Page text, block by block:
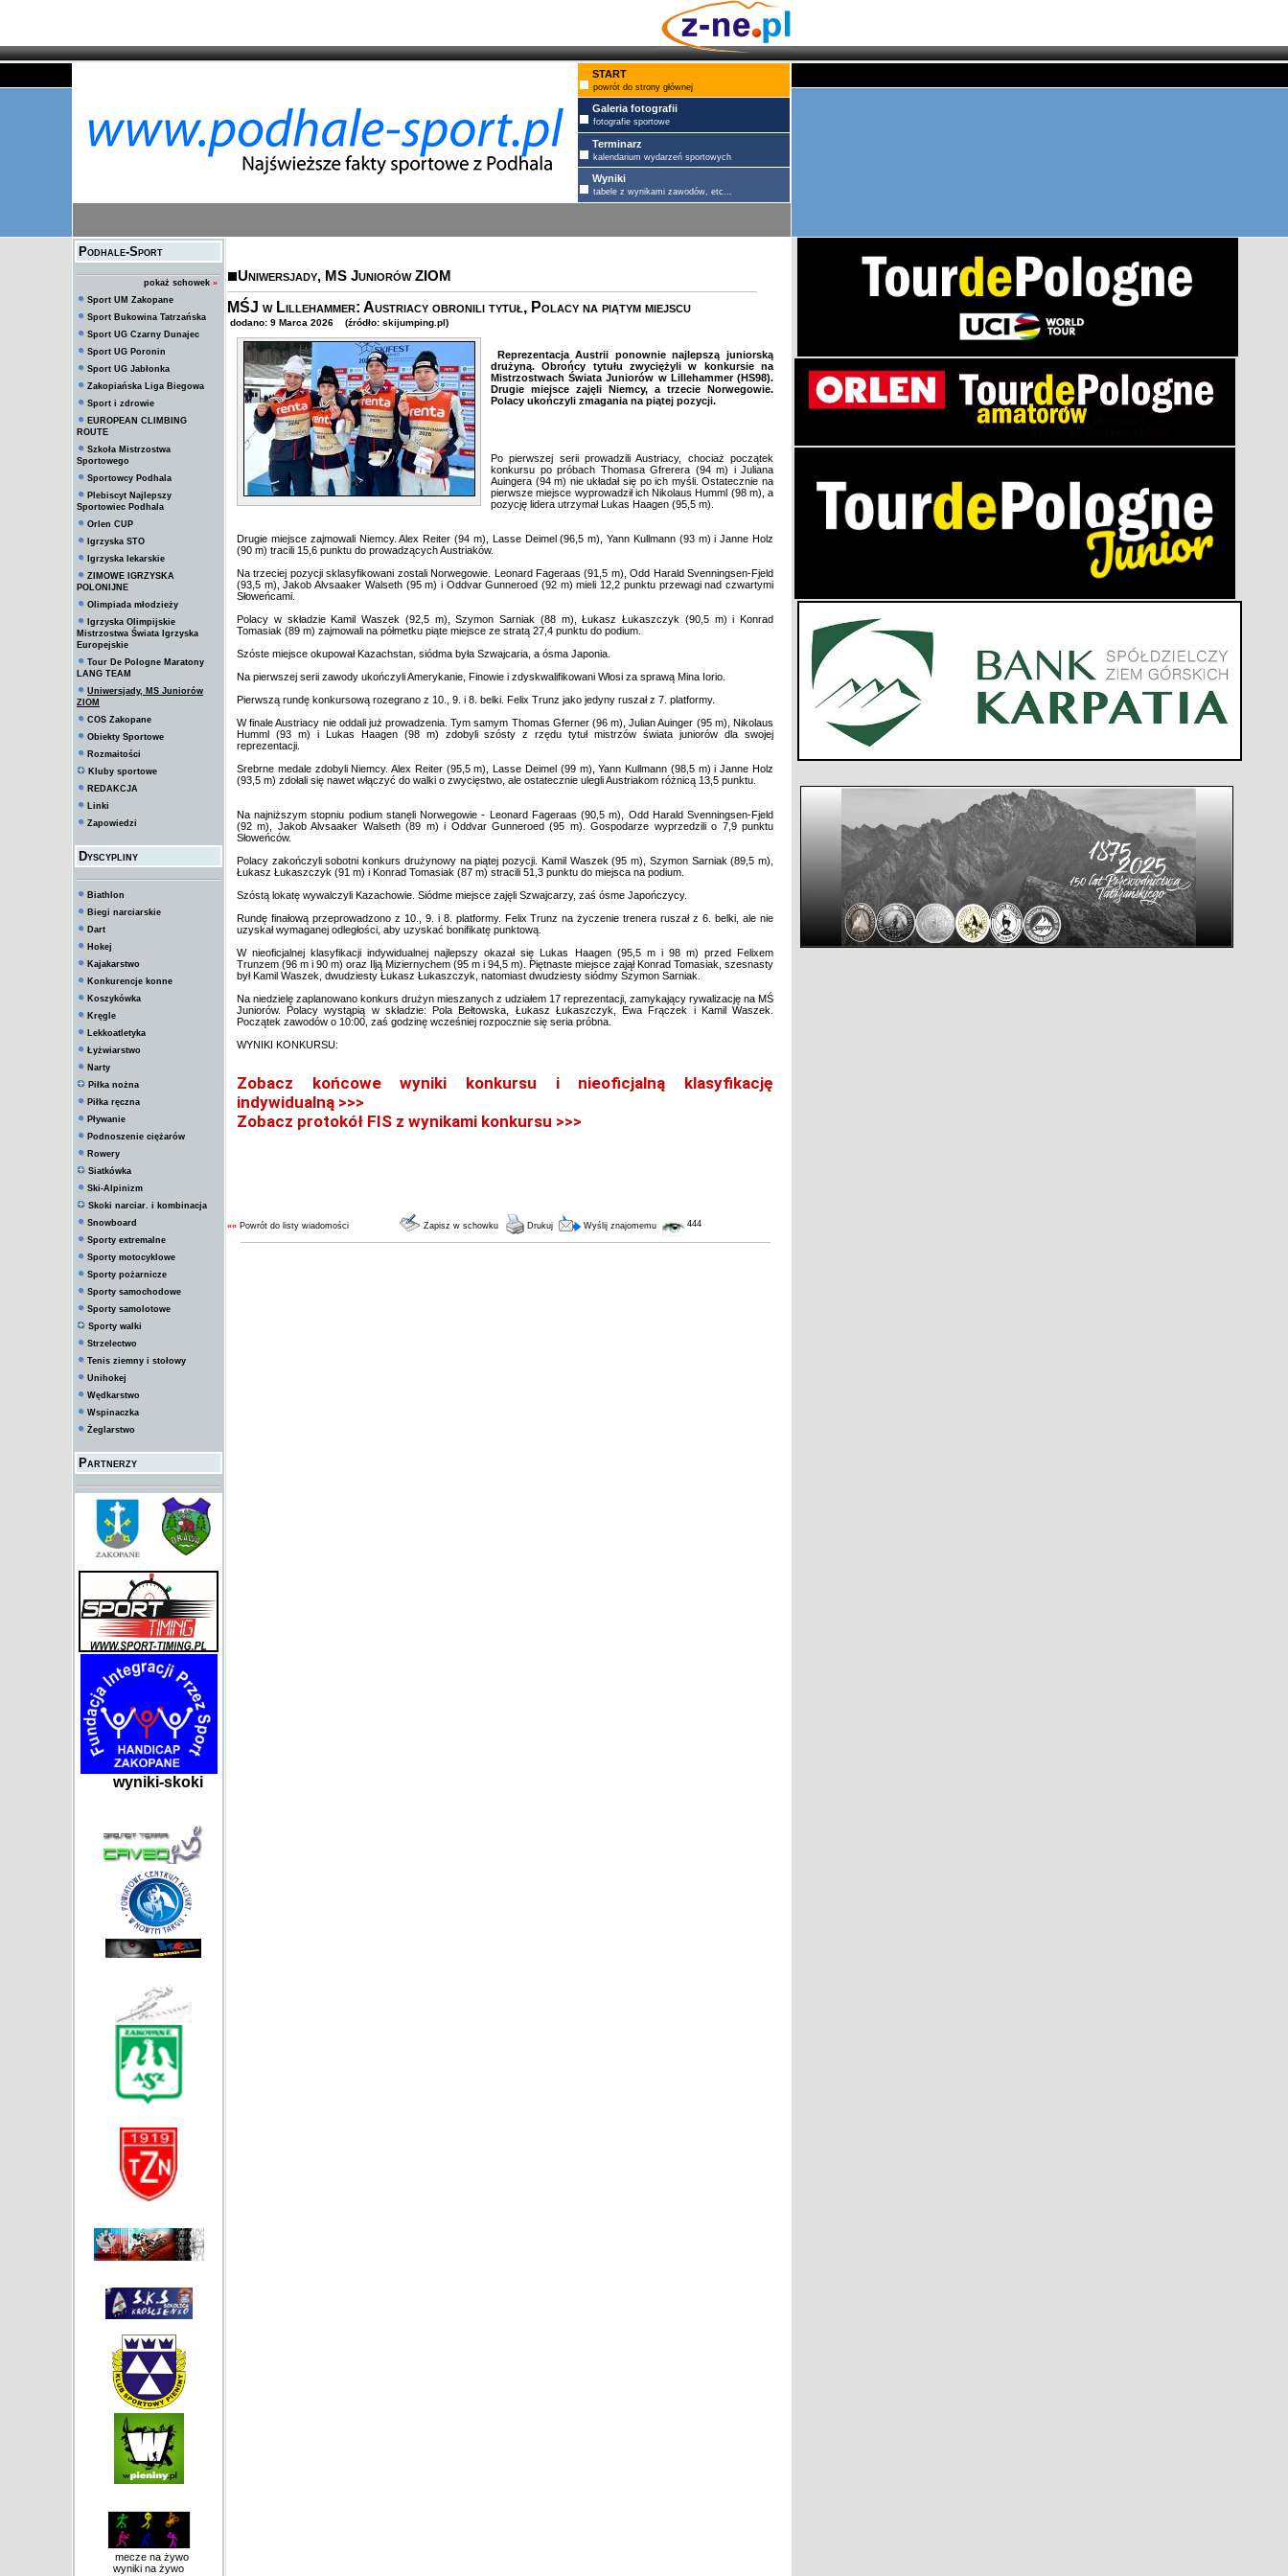
START
powrót do strony głównej
Galeria fotografii
fotografie sportowe
Terminarz
kalendarium wydarzeń sportowych
Wyniki
tabele z wynikami zawodów, etc...
Podhale-Sport
pokaż schowek »
Sport UM Zakopane
Sport Bukowina Tatrzańska
Sport UG Czarny Dunajec
Sport UG Poronin
Sport UG Jabłonka
Zakopiańska Liga Biegowa
Sport i zdrowie
EUROPEAN CLIMBING
ROUTE
Szkoła Mistrzostwa
Sportowego
Sportowcy Podhala
Plebiscyt Najlepszy
Sportowiec Podhala
Orlen CUP
Igrzyska STO
Igrzyska lekarskie
ZIMOWE IGRZYSKA
POLONIJNE
Olimpiada młodzieży
Igrzyska Olimpijskie
Mistrzostwa Świata Igrzyska
Europejskie
Tour De Pologne Maratony
LANG TEAM
Uniwersjady, MS Juniorów
ZIOM
COS Zakopane
Obiekty Sportowe
Rozmaitości
Kluby sportowe
REDAKCJA
Linki
Zapowiedzi
Dyscypliny
Biathlon
Biegi narciarskie
Dart
Hokej
Kajakarstwo
Konkurencje konne
Koszykówka
Kręgle
Lekkoatletyka
Łyżwiarstwo
Narty
Piłka nożna
Piłka ręczna
Pływanie
Podnoszenie ciężarów
Rowery
Siatkówka
Ski-Alpinizm
Skoki narciar. i kombinacja
Snowboard
Sporty extremalne
Sporty motocyklowe
Sporty pożarnicze
Sporty samochodowe
Sporty samolotowe
Sporty walki
Strzelectwo
Tenis ziemny i stołowy
Unihokej
Wędkarstwo
Wspinaczka
Żeglarstwo
Partnerzy
wyniki-skoki
mecze na żywo
wyniki na żywo
Uniwersjady, MS Juniorów ZIOM
MŚJ w Lillehammer: Austriacy obronili tytuł, Polacy na piątym miejscu
dodano: 9 Marca 2026 (źródło: skijumping.pl)
Reprezentacja Austrii ponownie najlepszą juniorską
drużyną. Obrońcy tytułu zwyciężyli w konkursie na
Mistrzostwach Świata Juniorów w Lillehammer (HS98).
Drugie miejsce zajęli Niemcy, a trzecie Norwegowie.
Polacy ukończyli zmagania na piątej pozycji.
Po pierwszej serii prowadzili Austriacy, chociaż początek
konkursu po próbach Thomasa Gfrerera (94 m) i Juliana
Auingera (94 m) nie układał się po ich myśli. Ostatecznie na
pierwsze miejsce wyprowadził ich Nikolaus Humml (98 m), a
pozycję lidera utrzymał Lukas Haagen (95,5 m).
Drugie miejsce zajmowali Niemcy. Alex Reiter (94 m), Lasse Deimel (96,5 m), Yann Kullmann (93 m) i Janne Holz
(90 m) tracili 15,6 punktu do prowadzących Austriaków.
Na trzeciej pozycji sklasyfikowani zostali Norwegowie. Leonard Fageraas (91,5 m), Odd Harald Svenningsen-Fjeld
(93,5 m), Jakob Alvsaaker Walseth (95 m) i Oddvar Gunneroed (92 m) mieli 12,2 punktu przewagi nad czwartymi
Słoweńcami.
Polacy w składzie Kamil Waszek (92,5 m), Szymon Sarniak (88 m), Łukasz Łukaszczyk (90,5 m) i Konrad
Tomasiak (89 m) zajmowali na półmetku piąte miejsce ze stratą 27,4 punktu do podium.
Szóste miejsce okupował Kazachstan, siódma była Szwajcaria, a ósma Japonia.
Na pierwszej serii zawody ukończyli Amerykanie, Finowie i zdyskwalifikowani Włosi za sprawą Mina Iorio.
Pierwszą rundę konkursową rozegrano z 10., 9. i 8. belki. Felix Trunz jako jedyny ruszał z 7. platformy.
W finale Austriacy nie oddali już prowadzenia. Tym samym Thomas Gferner (96 m), Julian Auinger (95 m), Nikolaus
Humml (93 m) i Lukas Haagen (98 m) zdobyli szósty z rzędu tytuł mistrzów świata juniorów dla swojej
reprezentacji.
Srebrne medale zdobyli Niemcy. Alex Reiter (95,5 m), Lasse Deimel (99 m), Yann Kullmann (98,5 m) i Janne Holz
(93,5 m) zdołali się nawet włączyć do walki o zwycięstwo, ale ostatecznie ulegli Austriakom różnicą 13,5 punktu.
Na najniższym stopniu podium stanęli Norwegowie - Leonard Fageraas (90,5 m), Odd Harald Svenningsen-Fjeld
(92 m), Jakob Alvsaaker Walseth (89 m) i Oddvar Gunneroed (95 m). Gospodarze wyprzedzili o 7,9 punktu
Słoweńców.
Polacy zakończyli sobotni konkurs drużynowy na piątej pozycji. Kamil Waszek (95 m), Szymon Sarniak (89,5 m),
Łukasz Łukaszczyk (91 m) i Konrad Tomasiak (87 m) stracili 51,3 punktu do miejsca na podium.
Szóstą lokatę wywalczyli Kazachowie. Siódme miejsce zajęli Szwajcarzy, zaś ósme Japończycy.
Rundę finałową przeprowadzono z 10., 9. i 8. platformy. Felix Trunz na życzenie trenera ruszał z 6. belki, ale nie
uzyskał wymaganej odległości, aby uzyskać bonifikatę punktową.
W nieoficjalnej klasyfikacji indywidualnej najlepszy okazał się Lukas Haagen (95,5 m i 98 m) przed Felixem
Trunzem (96 m i 90 m) oraz Ilją Miziernychem (95 m i 94,5 m). Piętnaste miejsce zajął Konrad Tomasiak, szesnasty
był Kamil Waszek, dwudziesty Łukasz Łukaszczyk, natomiast dwudziesty siódmy Szymon Sarniak.
Na niedzielę zaplanowano konkurs drużyn mieszanych z udziałem 17 reprezentacji, zamykający rywalizację na MŚ
Juniorów. Polacy wystąpią w składzie: Pola Bełtowska, Łukasz Łukaszczyk, Ewa Frączek i Kamil Waszek.
Początek zawodów o 10:00, zaś godzinę wcześniej rozpocznie się seria próbna.
WYNIKI KONKURSU:
Zobacz końcowe wyniki konkursu i nieoficjalną klasyfikację
indywidualną >>>
Zobacz protokół FIS z wynikami konkursu >>>
«« Powrót do listy wiadomości Zapisz w schowku Drukuj Wyślij znajomemu 444